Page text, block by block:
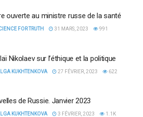
ouverte au ministre russe de la santé
FOR TRUTH 31 MARS, 2023 991
Nikolaev sur l’éthique et la politique
KUKHTENKOVA 27 FÉVRIER, 2023 622
de Russie. Janvier 2023
KUKHTENKOVA 3 FÉVRIER, 2023 1.1K